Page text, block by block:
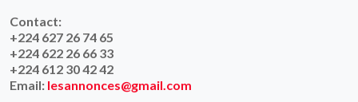
Contact:
+224 627 26 74 65
+224 622 26 66 33
+224 612 30 42 42
Email: lesannonces@gmail.com